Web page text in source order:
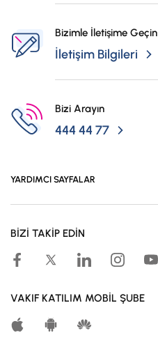
İş Birliklerimiz
Başvuru Yap
Bizimle İletişime Geçin
İletişim Bilgileri
Bizi Arayın
444 44 77
YARDIMCI SAYFALAR
Kampanyalar
Hesaplama Araçları
Katılma Hesapları
BİZİ TAKİP EDİN
VAKIF KATILIM MOBİL ŞUBE